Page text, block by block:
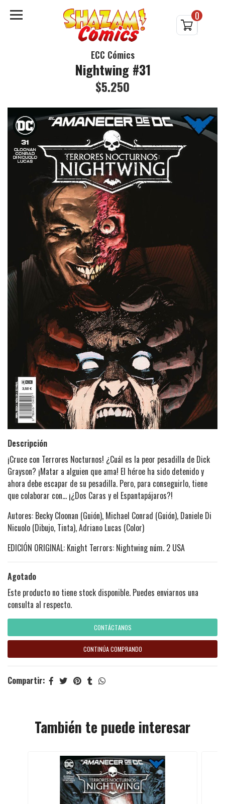
0
ECC Cómics
Nightwing #31
$5.250
Descripción
¡Cruce con Terrores Nocturnos! ¿Cuál es la peor pesadilla de Dick
Grayson? ¡Matar a alguien que ama! El héroe ha sido detenido y
ahora debe escapar de su pesadilla. Pero, para conseguirlo, tiene
que colaborar con… ¡¿Dos Caras y el Espantapájaros?!
Autores: Becky Cloonan (Guión), Michael Conrad (Guión), Daniele Di
Nicuolo (Dibujo, Tinta), Adriano Lucas (Color)
EDICIÓN ORIGINAL: Knight Terrors: Nightwing núm. 2 USA
Agotado
Este producto no tiene stock disponible. Puedes enviarnos una
consulta al respecto.
CONTÁCTANOS
CONTINÚA COMPRANDO
Compartir:
También te puede interesar